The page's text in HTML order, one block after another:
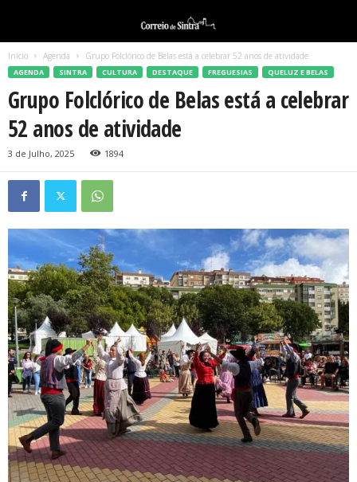
Início Agenda Grupo Folclórico de Belas está a celebrar 52 anos de atividade
AGENDA SINTRA CULTURA DESTAQUE FREGUESIAS QUELUZ E BELAS
Grupo Folclórico de Belas está a celebrar
52 anos de atividade
3 de Julho, 2025 1894